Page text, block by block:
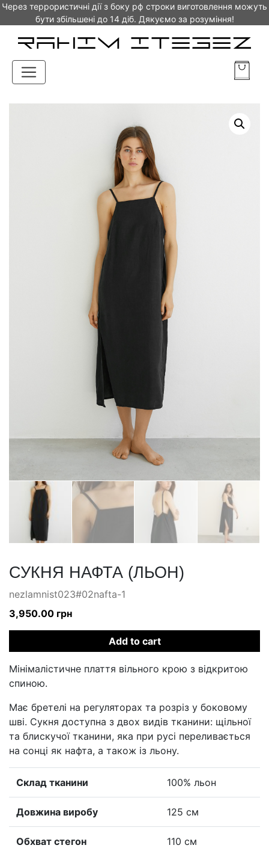
Через террористичні дії з боку рф строки виготовлення можуть
бути збільшені до 14 діб. Дякуємо за розуміння!
СУКНЯ НАФТА (ЛЬОН)
nezlamnist023#02nafta-1
3,950.00 грн
Add to cart
Мінімалістичне плаття вільного крою з відкритою
спиною.
Має бретелі на регуляторах та розріз у боковому
шві. Сукня доступна з двох видів тканини: щільної
та блискучої тканини, яка при русі переливається
на сонці як нафта, а також із льону.
Склад тканини 100% льон
Довжина виробу 125 см
Обхват стегон 110 см